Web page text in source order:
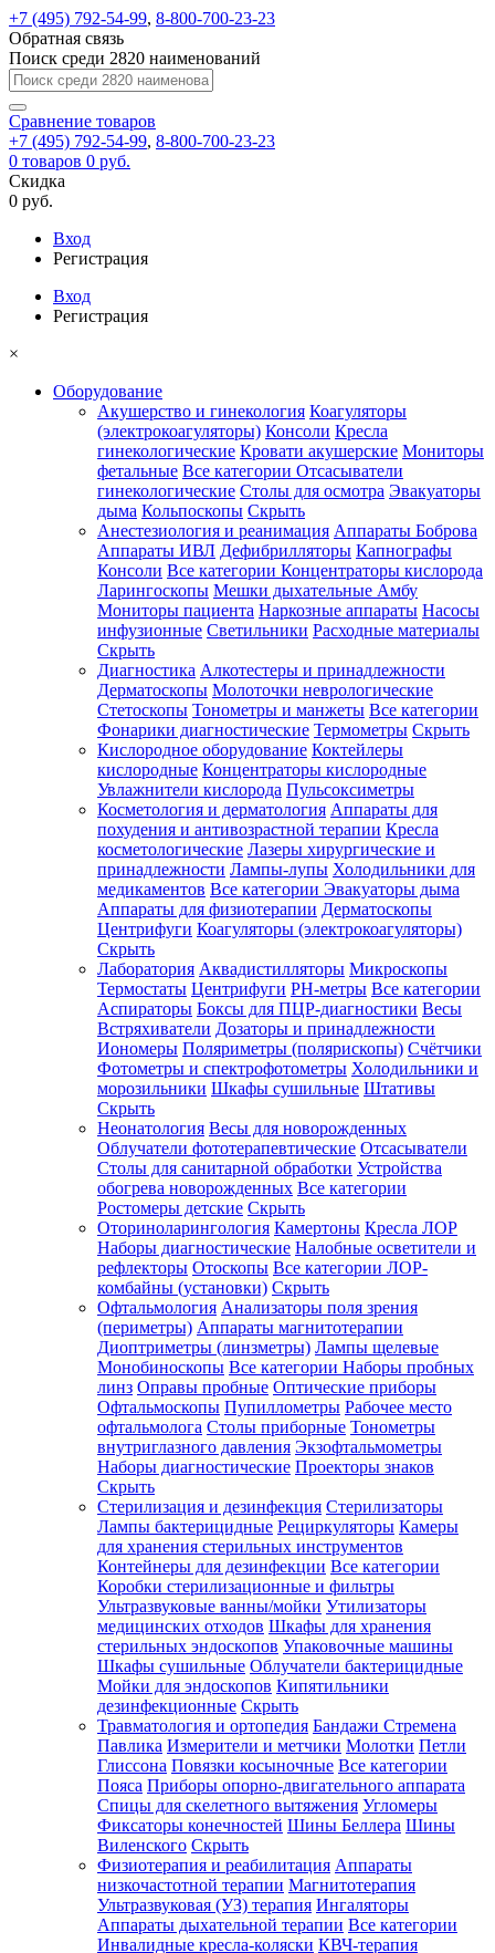
+7 (495) 792-54-99, 8-800-700-23-23
Обратная связь
Поиск среди 2820 наименований
Сравнение товаров
+7 (495) 792-54-99, 8-800-700-23-23
0 товаров 0 руб.
Скидка
0 руб.
Вход
Регистрация
Вход
Регистрация
×
Оборудование
Акушерство и гинекология Коагуляторы
(электрокоагуляторы) Консоли Кресла
гинекологические Кровати акушерские Мониторы
фетальные Все категории Отсасыватели
гинекологические Столы для осмотра Эвакуаторы
дыма Кольпоскопы Скрыть
Анестезиология и реанимация Аппараты Боброва
Аппараты ИВЛ Дефибрилляторы Капнографы
Консоли Все категории Концентраторы кислорода
Ларингоскопы Мешки дыхательные Амбу
Мониторы пациента Наркозные аппараты Насосы
инфузионные Светильники Расходные материалы
Скрыть
Диагностика Алкотестеры и принадлежности
Дерматоскопы Молоточки неврологические
Стетоскопы Тонометры и манжеты Все категории
Фонарики диагностические Термометры Скрыть
Кислородное оборудование Коктейлеры
кислородные Концентраторы кислородные
Увлажнители кислорода Пульсоксиметры
Косметология и дерматология Аппараты для
похудения и антивозрастной терапии Кресла
косметологические Лазеры хирургические и
принадлежности Лампы-лупы Холодильники для
медикаментов Все категории Эвакуаторы дыма
Аппараты для физиотерапии Дерматоскопы
Центрифуги Коагуляторы (электрокоагуляторы)
Скрыть
Лаборатория Аквадистилляторы Микроскопы
Термостаты Центрифуги PH-метры Все категории
Аспираторы Боксы для ПЦР-диагностики Весы
Встряхиватели Дозаторы и принадлежности
Иономеры Поляриметры (полярископы) Счётчики
Фотометры и спектрофотометры Холодильники и
морозильники Шкафы сушильные Штативы
Скрыть
Неонатология Весы для новорожденных
Облучатели фототерапевтические Отсасыватели
Столы для санитарной обработки Устройства
обогрева новорожденных Все категории
Ростомеры детские Скрыть
Оториноларингология Камертоны Кресла ЛОР
Наборы диагностические Налобные осветители и
рефлекторы Отоскопы Все категории ЛОР-
комбайны (установки) Скрыть
Офтальмология Анализаторы поля зрения
(периметры) Аппараты магнитотерапии
Диоптриметры (линзметры) Лампы щелевые
Монобиноскопы Все категории Наборы пробных
линз Оправы пробные Оптические приборы
Офтальмоскопы Пупиллометры Рабочее место
офтальмолога Столы приборные Тонометры
внутриглазного давления Экзофтальмометры
Наборы диагностические Проекторы знаков
Скрыть
Стерилизация и дезинфекция Стерилизаторы
Лампы бактерицидные Рециркуляторы Камеры
для хранения стерильных инструментов
Контейнеры для дезинфекции Все категории
Коробки стерилизационные и фильтры
Ультразвуковые ванны/мойки Утилизаторы
медицинских отходов Шкафы для хранения
стерильных эндоскопов Упаковочные машины
Шкафы сушильные Облучатели бактерицидные
Мойки для эндоскопов Кипятильники
дезинфекционные Скрыть
Травматология и ортопедия Бандажи Стремена
Павлика Измерители и метчики Молотки Петли
Глиссона Повязки косыночные Все категории
Пояса Приборы опорно-двигательного аппарата
Спицы для скелетного вытяжения Угломеры
Фиксаторы конечностей Шины Беллера Шины
Виленского Скрыть
Физиотерапия и реабилитация Аппараты
низкочастотной терапии Магнитотерапия
Ультразвуковая (УЗ) терапия Ингаляторы
Аппараты дыхательной терапии Все категории
Инвалидные кресла-коляски КВЧ-терапия